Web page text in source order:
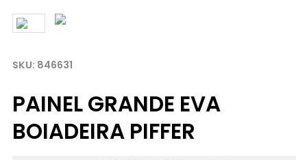
846631
PAINEL GRANDE EVA
BOIADEIRA PIFFER